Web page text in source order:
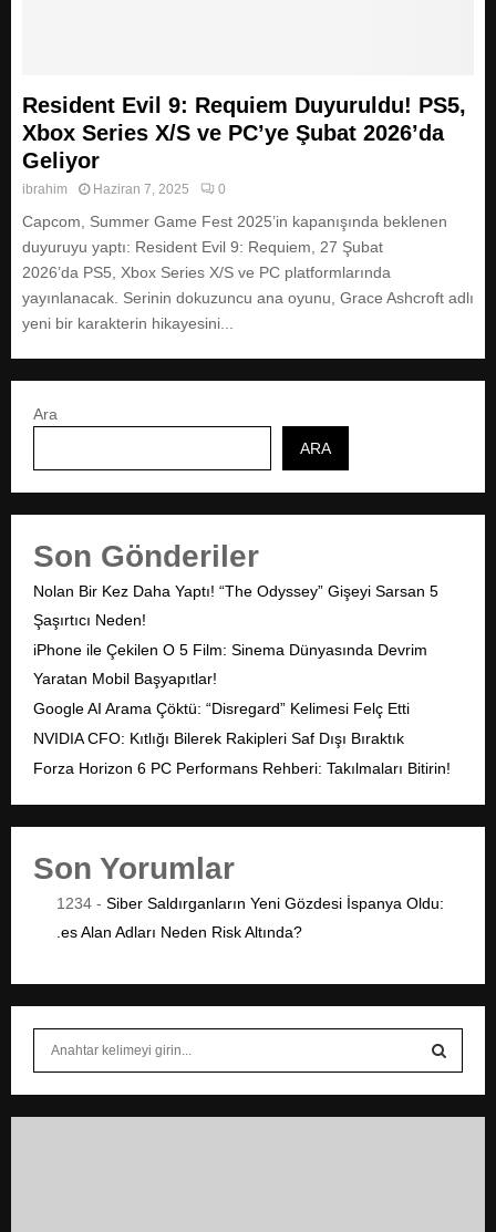
Resident Evil 9: Requiem Duyuruldu! PS5,
Xbox Series X/S ve PC’ye Şubat 2026’da
Geliyor
ibrahim Haziran 7, 2025 0
Capcom, Summer Game Fest 2025’in kapanışında beklenen
duyuruyu yaptı: Resident Evil 9: Requiem, 27 Şubat
2026’da PS5, Xbox Series X/S ve PC platformlarında
yayınlanacak. Serinin dokuzuncu ana oyunu, Grace Ashcroft adlı
yeni bir karakterin hikayesini...
Ara
ARA
Son Gönderiler
Nolan Bir Kez Daha Yaptı! “The Odyssey” Gişeyi Sarsan 5
Şaşırtıcı Neden!
iPhone ile Çekilen O 5 Film: Sinema Dünyasında Devrim
Yaratan Mobil Başyapıtlar!
Google AI Arama Çöktü: “Disregard” Kelimesi Felç Etti
NVIDIA CFO: Kıtlığı Bilerek Rakipleri Saf Dışı Bıraktık
Forza Horizon 6 PC Performans Rehberi: Takılmaları Bitirin!
Son Yorumlar
1234 - Siber Saldırganların Yeni Gözdesi İspanya Oldu:
.es Alan Adları Neden Risk Altında?
S